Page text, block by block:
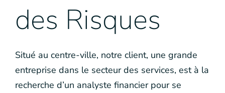
des Risques
Situé au centre-ville, notre client, une grande
entreprise dans le secteur des services, est à la
recherche d’un analyste financier pour se